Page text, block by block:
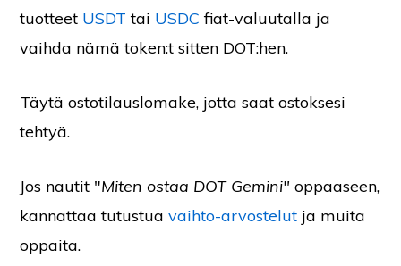
tuotteet USDT tai USDC fiat-valuutalla ja
vaihda nämä token:t sitten DOT:hen.
Täytä ostotilauslomake, jotta saat ostoksesi
tehtyä.
Jos nautit "Miten ostaa DOT Gemini"oppaaseen,
kannattaa tutustuavaihto-arvostelut ja muita
oppaita.